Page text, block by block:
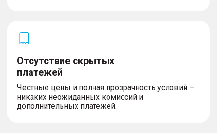
Отсутствие скрытых
платежей
Честные цены и полная прозрачность условий –
никаких неожиданных комиссий и
дополнительных платежей.